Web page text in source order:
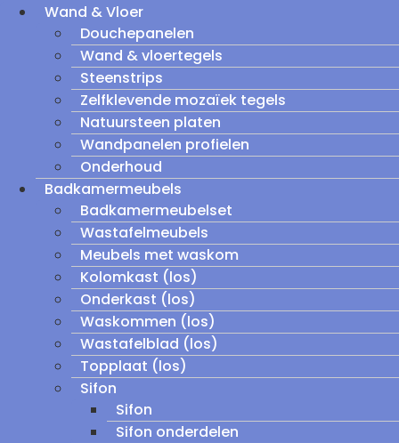
Wand & Vloer
Douchepanelen
Wand & vloertegels
Steenstrips
Zelfklevende mozaïek tegels
Natuursteen platen
Wandpanelen profielen
Onderhoud
Badkamermeubels
Badkamermeubelset
Wastafelmeubels
Meubels met waskom
Kolomkast (los)
Onderkast (los)
Waskommen (los)
Wastafelblad (los)
Topplaat (los)
Sifon
Sifon
Sifon onderdelen